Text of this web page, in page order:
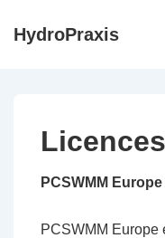
passer
HydroPraxis
PCSWMM Europe
PCSWMM Europe